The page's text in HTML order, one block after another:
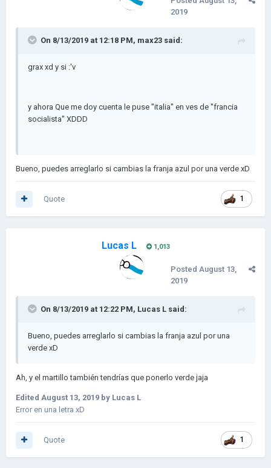
2019
On 8/13/2019 at 12:18 PM, max23 said:
grax xd y si :'v
y ahora Que me doy cuenta le puse ''italia'' en ves de ''francia
socialista'' XDDD
Bueno, puedes arreglarlo si cambias la franja azul por una verde xD
1
Quote
Lucas L 1,013
Posted August 13,
2019
On 8/13/2019 at 12:22 PM, Lucas L said:
Bueno, puedes arreglarlo si cambias la franja azul por una
verde xD
Ah, y el martillo también tendrías que ponerlo verde jaja
Edited August 13, 2019 by Lucas L
Error en una letra xD
1
Quote